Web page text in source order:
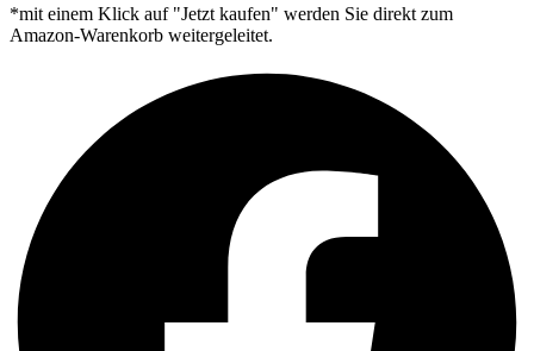
*mit einem Klick auf "Jetzt kaufen" werden Sie direkt zum
Amazon-Warenkorb weitergeleitet.